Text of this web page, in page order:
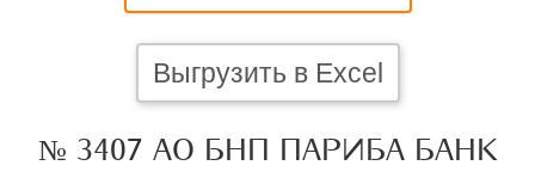
Выгрузить в Excel
№ 3407 АО БНП ПАРИБА БАНК